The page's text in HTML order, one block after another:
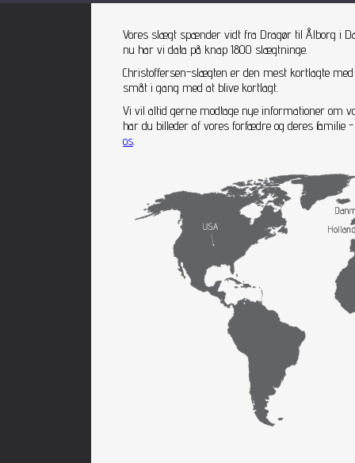
Vores slægt spænder vidt fra Dragør til Ålborg i
nu har vi data på knap 1800 slægtninge.
Christoffersen-slægten er den mest kortlagte
småt i gang med at blive kortlagt.
Vi vil altid gerne modtage nye informationer om
har du billeder af vores forfædre og deres
os.